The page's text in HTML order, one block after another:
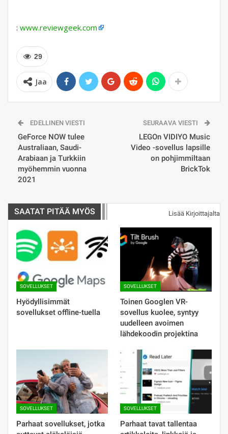
: www.reviewgeek.com
29
Jaa
EDELLINEN VIESTI
GeForce NOW tulee
Australiaan, Saudi-
Arabiaan ja Turkkiin
myöhemmin vuonna
2021
SEURAAVA VIESTI
LEGOn VIDIYO Music
Video -sovellus lapsille
on pohjimmiltaan
BrickTok
SAATAT PITÄÄ MYÖS Lisää Kirjoittajalta
SOVELLUKSET
Hyödyllisimmät
sovellukset offline-tuella
SOVELLUKSET
Toinen Googlen VR-
sovellus kuolee, syntyy
uudelleen avoimen
lähdekoodin projektina
SOVELLUKSET
Parhaat sovellukset, jotka
SOVELLUKSET
Parhaat tavat tallentaa